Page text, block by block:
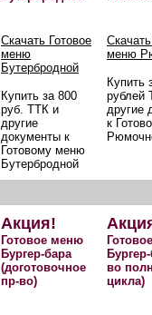
Скачать Готовое
меню
Бутербродной
Купить за 800
руб. ТТК и
другие
документы к
Готовому меню
Бутербродной
меню
Купить
рублей
другие
к
Акция!
Готовое меню
Бургер-бара
(доготовочное
пр-во)
во
цикла)